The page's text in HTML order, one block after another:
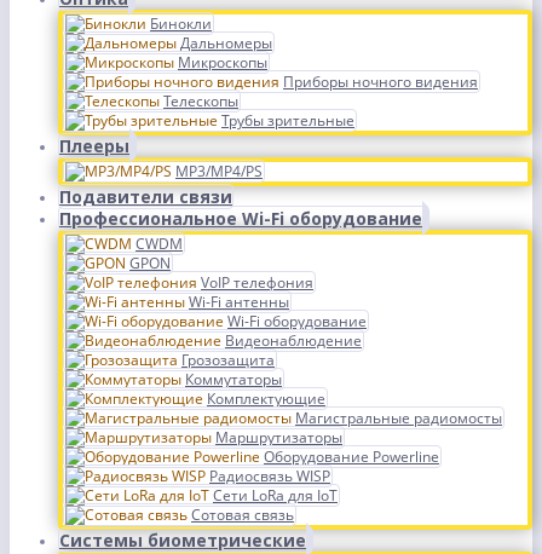
Бинокли
Дальномеры
Микроскопы
Приборы ночного видения
Телескопы
Трубы зрительные
Плееры
MP3/MP4/PS
Подавители связи
Профессиональное Wi-Fi оборудование
CWDM
GPON
VoIP телефония
Wi-Fi антенны
Wi-Fi оборудование
Видеонаблюдение
Грозозащита
Коммутаторы
Комплектующие
Магистральные радиомосты
Маршрутизаторы
Оборудование Powerline
Радиосвязь WISP
Сети LoRa для IoT
Сотовая связь
Системы биометрические